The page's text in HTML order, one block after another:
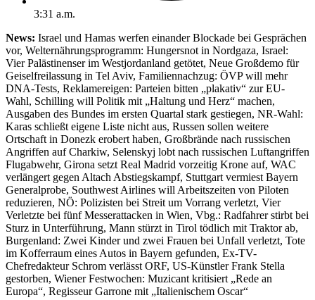
3:31 a.m.
News: Israel und Hamas werfen einander Blockade bei Gesprächen
vor, Welternährungsprogramm: Hungersnot in Nordgaza, Israel:
Vier Palästinenser im Westjordanland getötet, Neue Großdemo für
Geiselfreilassung in Tel Aviv, Familiennachzug: ÖVP will mehr
DNA-Tests, Reklamereigen: Parteien bitten „plakativ“ zur EU-
Wahl, Schilling will Politik mit „Haltung und Herz“ machen,
Ausgaben des Bundes im ersten Quartal stark gestiegen, NR-Wahl:
Karas schließt eigene Liste nicht aus, Russen sollen weitere
Ortschaft in Donezk erobert haben, Großbrände nach russischen
Angriffen auf Charkiw, Selenskyj lobt nach russischen Luftangriffen
Flugabwehr, Girona setzt Real Madrid vorzeitig Krone auf, WAC
verlängert gegen Altach Abstiegskampf, Stuttgart vermiest Bayern
Generalprobe, Southwest Airlines will Arbeitszeiten von Piloten
reduzieren, NÖ: Polizisten bei Streit um Vorrang verletzt, Vier
Verletzte bei fünf Messerattacken in Wien, Vbg.: Radfahrer stirbt bei
Sturz in Unterführung, Mann stürzt in Tirol tödlich mit Traktor ab,
Burgenland: Zwei Kinder und zwei Frauen bei Unfall verletzt, Tote
im Kofferraum eines Autos in Bayern gefunden, Ex-TV-
Chefredakteur Schrom verlässt ORF, US-Künstler Frank Stella
gestorben, Wiener Festwochen: Muzicant kritisiert „Rede an
Europa“, Regisseur Garrone mit „Italienischem Oscar“